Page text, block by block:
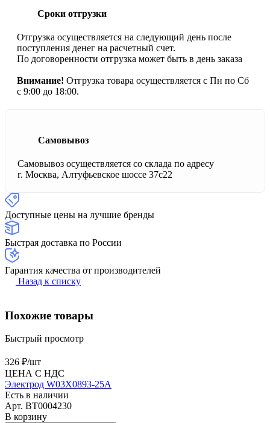
Сроки отгрузки
Отгрузка осуществляется на следующий день после
поступления денег на расчетный счет.
По договоренности отгрузка может быть в день заказа
Внимание! Отгрузка товара осуществляется с Пн по Сб
с 9:00 до 18:00.
Самовывоз
Самовывоз осуществляется со склада по адресу
г. Москва, Алтуфьевское шоссе 37с22
Доступные цены на лучшие бренды
Быстрая доставка по России
Гарантия качества от производителей
Назад к списку
Похожие товары
Быстрый просмотр
326 ₽/шт
ЦЕНА С НДС
Электрод W03X0893-25A
Есть в наличии
Арт. BT0004230
В корзину